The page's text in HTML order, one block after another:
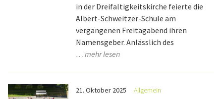
in der Dreifaltigkeitskirche feierte die
Albert-Schweitzer-Schule am
vergangenen Freitagabend ihren
Namensgeber. Anlässlich des
… mehr lesen
21. Oktober 2025 Allgemein